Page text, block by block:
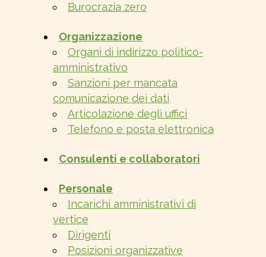
Burocrazia zero
Organizzazione
Organi di indirizzo politico-
amministrativo
Sanzioni per mancata
comunicazione dei dati
Articolazione degli uffici
Telefono e posta elettronica
Consulenti e collaboratori
Personale
Incarichi amministrativi di
vertice
Dirigenti
Posizioni organizzative